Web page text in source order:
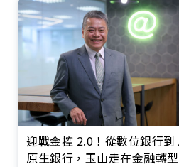
迎戰金控 2.0！從數位銀行到
原生銀行，玉山走在金融轉